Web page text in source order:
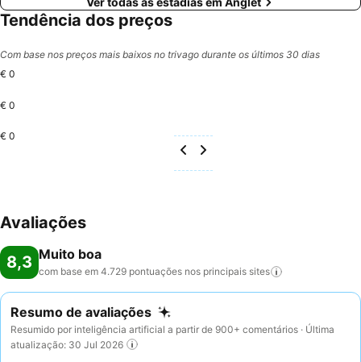
Tendência dos preços
Com base nos preços mais baixos no trivago durante os últimos 30 dias
€ 0
€ 0
€ 0
Avaliações
8,3 Muito boa
com base em 4.729 pontuações nos principais sites
Resumo de avaliações
Resumido por inteligência artificial a partir de 900+ comentários · Última
atualização: 30 Jul 2026